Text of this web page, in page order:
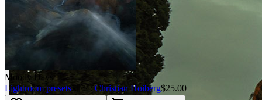
Moody Days
Lightroom presets 제작: Christian Hoiberg$25.00